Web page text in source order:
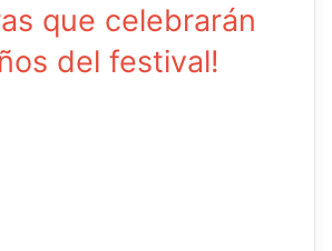
que celebrarán
del festival!